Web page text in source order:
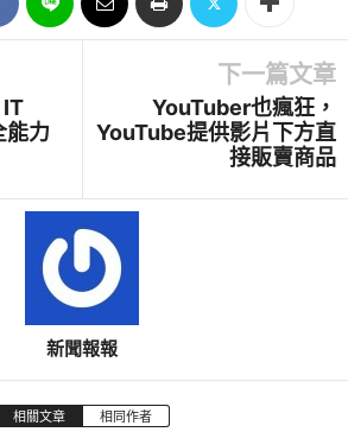
IT
力
下一篇文章
YouTuber也瘋狂，
YouTube提供影片下方直
接販賣商品
新聞報報
相關文章 相同作者